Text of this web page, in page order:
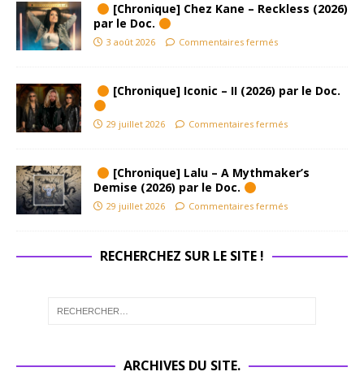
[Chronique] Chez Kane – Reckless (2026)
par le Doc.
3 août 2026 Commentaires fermés
[Chronique] Iconic – II (2026) par le Doc.
29 juillet 2026 Commentaires fermés
[Chronique] Lalu – A Mythmaker’s
Demise (2026) par le Doc.
29 juillet 2026 Commentaires fermés
RECHERCHEZ SUR LE SITE !
ARCHIVES DU SITE.